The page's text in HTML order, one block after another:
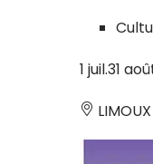
1 juil.31
LIMOUX